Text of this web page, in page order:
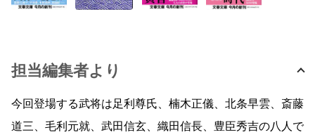
担当編集者より
今回登場する武将は足利尊氏、楠木正儀、北条早雲、斎藤
道三、毛利元就、武田信玄、織田信長、豊臣秀吉の八人で